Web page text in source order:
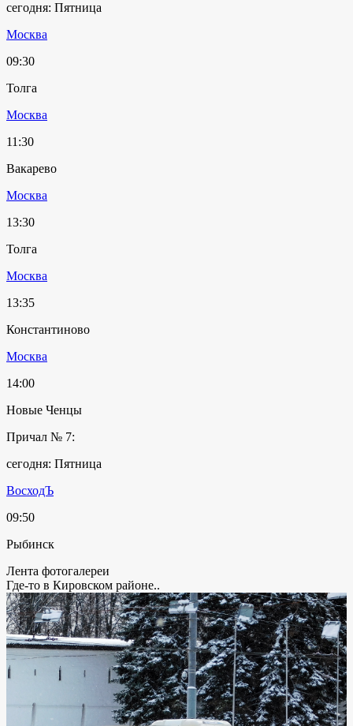
сегодня: Пятница
Москва
09:30
Толга
Москва
11:30
Вакарево
Москва
13:30
Толга
Москва
13:35
Константиново
Москва
14:00
Новые Ченцы
Причал № 7:
сегодня: Пятница
ВосходЪ
09:50
Рыбинск
Лента фотогалереи
Где-то в Кировском районе..